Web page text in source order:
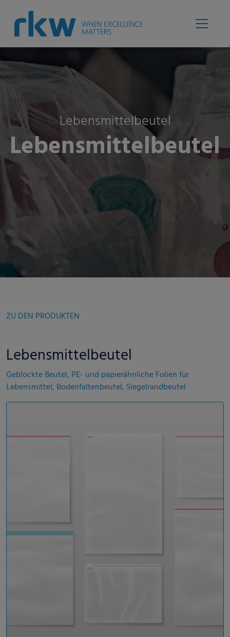
Lebensmittelbeutel
Lebensmittelbeutel
ZU DEN PRODUKTEN
Lebensmittelbeutel
Geblockte Beutel, PE- und papierähnliche Folien für
Lebensmittel, Bodenfaltenbeutel, Siegelrandbeutel